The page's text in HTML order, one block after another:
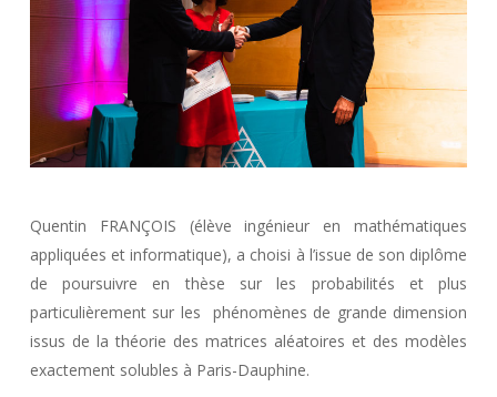
Quentin FRANÇOIS (élève ingénieur en mathématiques
appliquées et informatique), a choisi à l’issue de son diplôme
de poursuivre en thèse sur les probabilités et plus
particulièrement sur les phénomènes de grande dimension
issus de la théorie des matrices aléatoires et des modèles
exactement solubles à Paris-Dauphine.